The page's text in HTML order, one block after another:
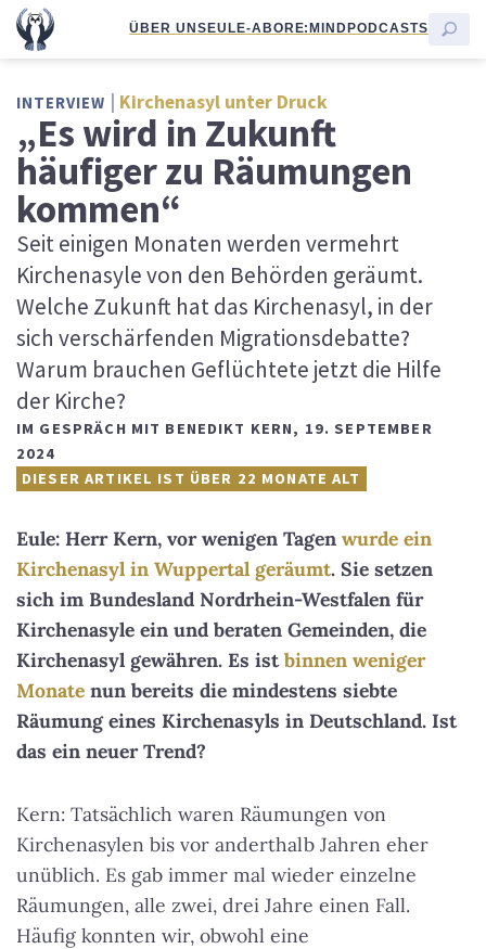
ÜBER UNSEULE-ABORE:MINDPODCASTS
INTERVIEW Kirchenasyl unter Druck
„Es wird in Zukunft
häufiger zu Räumungen
kommen“
Seit einigen Monaten werden vermehrt
Kirchenasyle von den Behörden geräumt.
Welche Zukunft hat das Kirchenasyl, in der
sich verschärfenden Migrationsdebatte?
Warum brauchen Geflüchtete jetzt die Hilfe
der Kirche?
IM GESPRÄCH MIT BENEDIKT KERN, 19. SEPTEMBER
2024
DIESER ARTIKEL IST ÜBER 22 MONATE ALT
Eule: Herr Kern, vor wenigen Tagen wurde ein
Kirchenasyl in Wuppertal geräumt. Sie setzen
sich im Bundesland Nordrhein-Westfalen für
Kirchenasyle ein und beraten Gemeinden, die
Kirchenasyl gewähren. Es istbinnen weniger
Monate nun bereits die mindestens siebte
Räumung eines Kirchenasyls in Deutschland. Ist
das ein neuer Trend?
Kern: Tatsächlich waren Räumungen von
Kirchenasylen bis vor anderthalb Jahren eher
unüblich. Es gab immer mal wieder einzelne
Räumungen, alle zwei, drei Jahre einen Fall.
Häufig konnten wir, obwohl eine